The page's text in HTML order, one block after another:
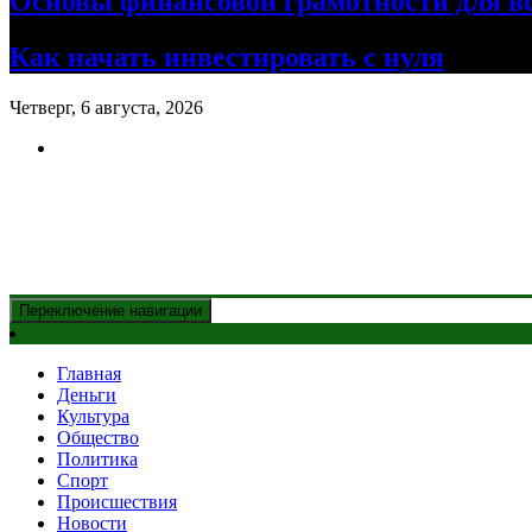
Как начать инвестировать с нуля
Четверг, 6 августа, 2026
Переключение навигации
Главная
Деньги
Культура
Общество
Политика
Спорт
Происшествия
Новости